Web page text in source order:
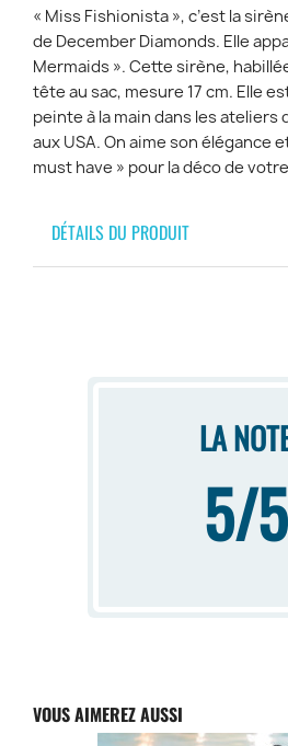
« Miss Fishionista », c’est la
de December Diamonds. Elle
Mermaids ». Cette sirène,
tête au sac, mesure 17 cm. Elle
peinte à la main dans les ateliers
aux USA. On aime son élégance
must have » pour la déco de
DÉTAILS DU PRODUIT
LA
5/5
VOUS AIMEREZ AUSSI